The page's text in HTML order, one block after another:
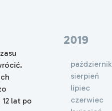
lat po
2019
październik
sierpień
lipiec
czerwiec